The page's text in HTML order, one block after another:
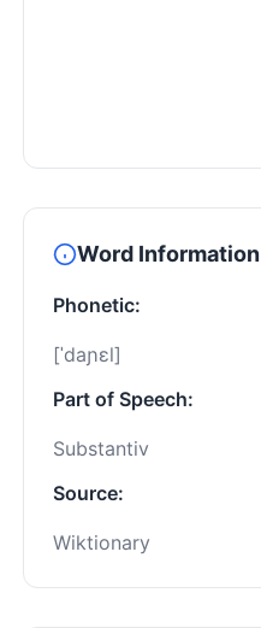
Word Information
Phonetic:
[ˈdaɲɛl]
Part of Speech:
Substantiv
Source:
Wiktionary